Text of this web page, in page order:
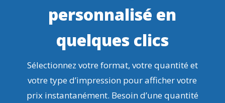
personnalisé en
quelques clics
Sélectionnez votre format, votre quantité et
votre type d’impression pour afficher votre
prix instantanément. Besoin d’une quantité